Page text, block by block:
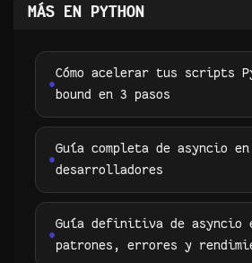
MÁS EN PYTHON
Cómo acelerar tus scripts
bound en 3 pasos
Guía completa de asyncio
desarrolladores
Guía definitiva de asyncio
patrones, errores y